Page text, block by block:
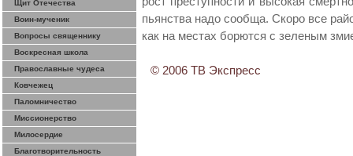
Щит Отечества
Воин-мученик
Вопросы священнику
Воскресная школа
Православные чудеса
Ковчежец
Паломничество
Миссионерство
Милосердие
Благотворительность
пьянства надо сообща. Скоро все
как на местах борются с зеленым
© 2006 ТВ Экспресс